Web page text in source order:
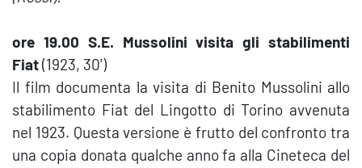
ore 19.00 S.E. Mussolini visita gli stabilimenti
Fiat(1923, 30')
Il film documenta la visita di Benito Mussolini allo
stabilimento Fiat del Lingotto di Torino avvenuta
nel 1923. Questa versione è frutto del confronto tra
una copia donata qualche anno fa alla Cineteca del